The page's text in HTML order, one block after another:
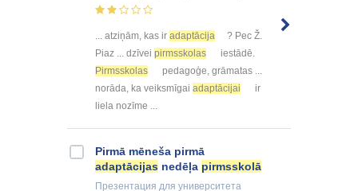
... atziņām, kas ir adaptācija
? Pec Ž.
Piaz ... dzīvei pirmsskolas
iestādē.
Pirmsskolas
pedagoģe, grāmatas ...
norāda, ka veiksmīgai adaptācijai
ir
liela nozīme ...
Pirmā mēneša pirmā
adaptācijas nedēļa pirmsskolā
Презентация для университета